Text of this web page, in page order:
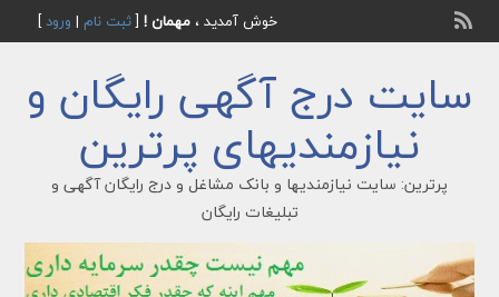
خوش آمدید ، مهمان ![ثبت نام | ورود]
سایت درج آگهی رایگان و
نیازمندیهای پرترین
پرترین: سایت نیازمندیها و بانک مشاغل و درج رایگان آگهی و
تبلیغات رایگان